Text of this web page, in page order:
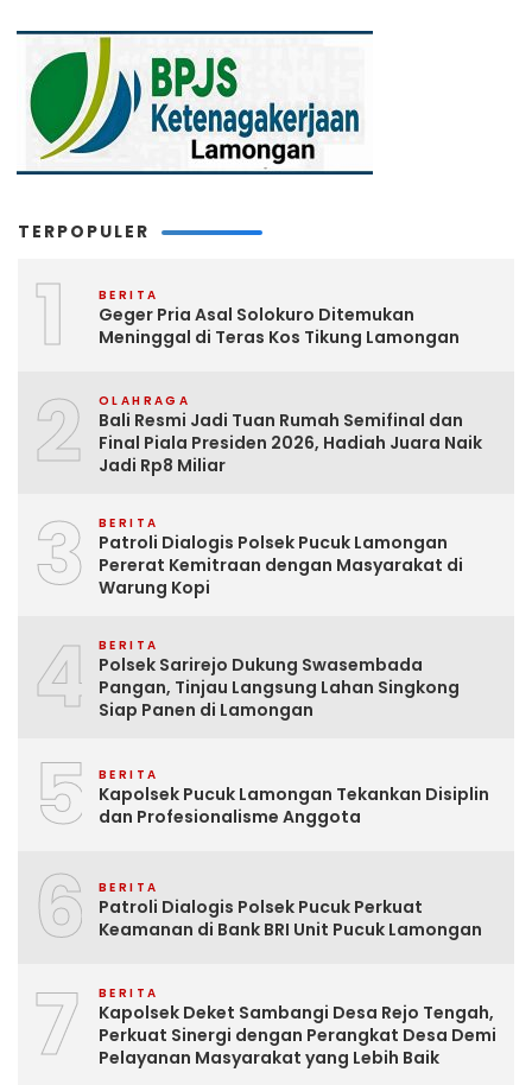
TERPOPULER
1 BERITA
Geger Pria Asal Solokuro Ditemukan
Meninggal di Teras Kos Tikung Lamongan
2 OLAHRAGA
Bali Resmi Jadi Tuan Rumah Semifinal dan
Final Piala Presiden 2026, Hadiah Juara Naik
Jadi Rp8 Miliar
3 BERITA
Patroli Dialogis Polsek Pucuk Lamongan
Pererat Kemitraan dengan Masyarakat di
Warung Kopi
4 BERITA
Polsek Sarirejo Dukung Swasembada
Pangan, Tinjau Langsung Lahan Singkong
Siap Panen di Lamongan
5 BERITA
Kapolsek Pucuk Lamongan Tekankan Disiplin
dan Profesionalisme Anggota
6 BERITA
Patroli Dialogis Polsek Pucuk Perkuat
Keamanan di Bank BRI Unit Pucuk Lamongan
7 BERITA
Kapolsek Deket Sambangi Desa Rejo Tengah,
Perkuat Sinergi dengan Perangkat Desa Demi
Pelayanan Masyarakat yang Lebih Baik